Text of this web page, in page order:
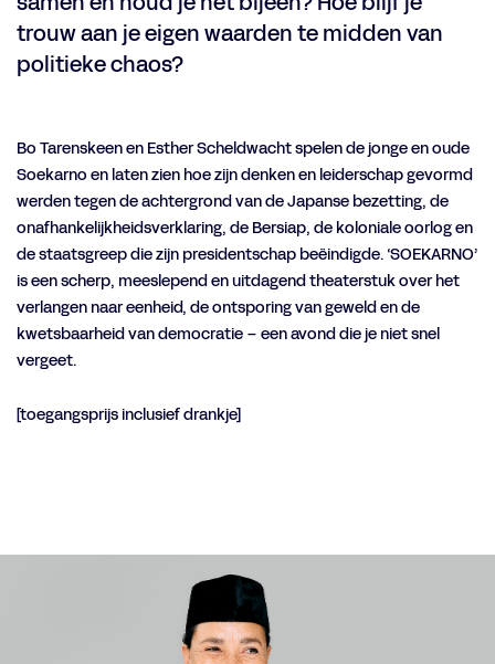
trouw aan je eigen waarden te midden van
politieke chaos?
Bo Tarenskeen en Esther Scheldwacht spelen de jonge en oude
Soekarno en laten zien hoe zijn denken en leiderschap gevormd
werden tegen de achtergrond van de Japanse bezetting, de
onafhankelijkheidsverklaring, de Bersiap, de koloniale oorlog en
de staatsgreep die zijn presidentschap beëindigde. ‘SOEKARNO’
is een scherp, meeslepend en uitdagend theaterstuk over het
verlangen naar eenheid, de ontsporing van geweld en de
kwetsbaarheid van democratie – een avond die je niet snel
vergeet.
[toegangsprijs inclusief drankje]